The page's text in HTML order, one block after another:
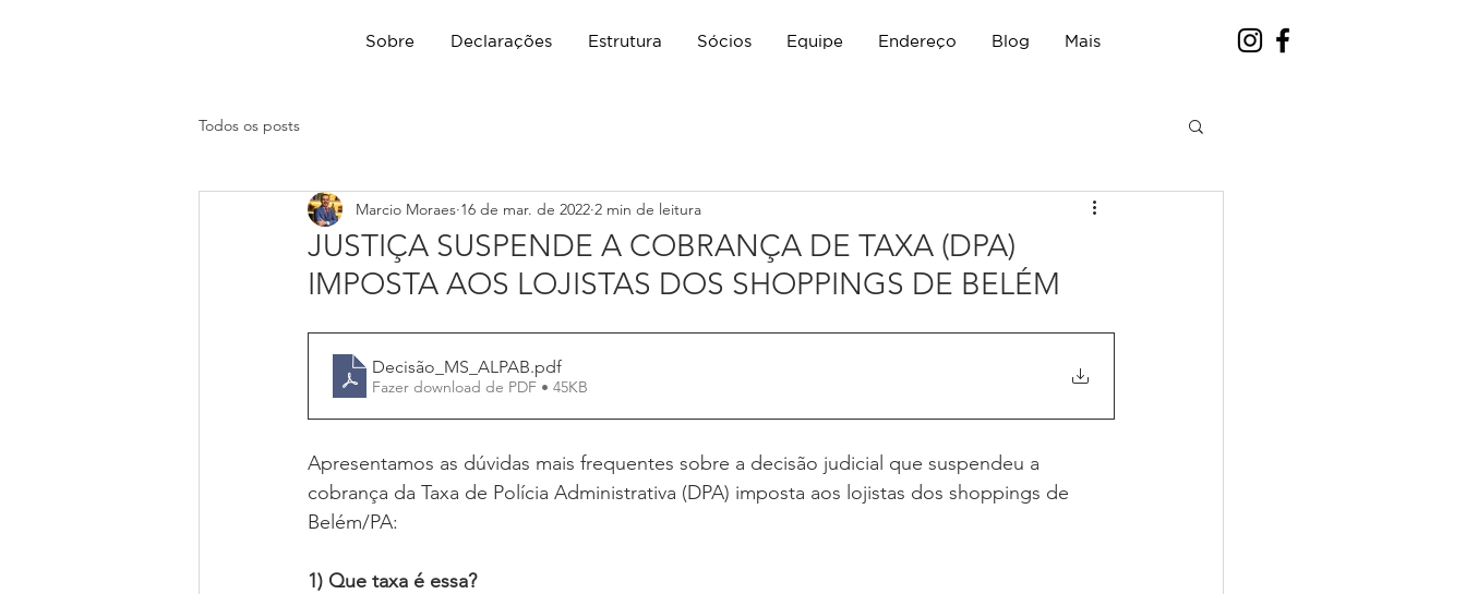
Sobre Declarações Estrutura Sócios Equipe Endereço Blog Mais
Todos os posts
JUSTIÇA SUSPENDE A COBRANÇA DE TAXA (DPA)
IMPOSTA AOS LOJISTAS DOS SHOPPINGS DE BELÉM
Marcio Moraes 16 de mar. de 2022 2 min de leitura
Decisão_MS_ALPAB.pdf
Fazer download de PDF • 45KB
Apresentamos as dúvidas mais frequentes sobre a decisão judicial que suspendeu a
cobrança da Taxa de Polícia Administrativa (DPA) imposta aos lojistas dos shoppings de
Belém/PA:
1) Que taxa é essa?